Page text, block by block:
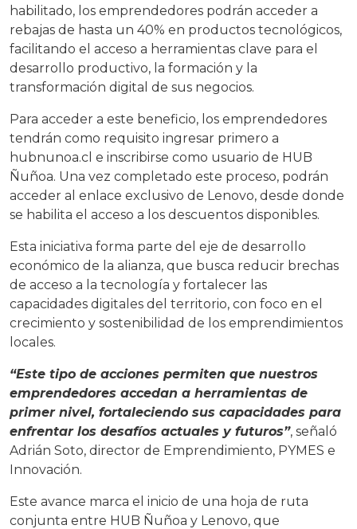
habilitado, los emprendedores podrán acceder a
rebajas de hasta un 40% en productos tecnológicos,
facilitando el acceso a herramientas clave para el
desarrollo productivo, la formación y la
transformación digital de sus negocios.
Para acceder a este beneficio, los emprendedores
tendrán como requisito ingresar primero a
hubnunoa.cl e inscribirse como usuario de HUB
Ñuñoa. Una vez completado este proceso, podrán
acceder al enlace exclusivo de Lenovo, desde donde
se habilita el acceso a los descuentos disponibles.
Esta iniciativa forma parte del eje de desarrollo
económico de la alianza, que busca reducir brechas
de acceso a la tecnología y fortalecer las
capacidades digitales del territorio, con foco en el
crecimiento y sostenibilidad de los emprendimientos
locales.
“Este tipo de acciones permiten que nuestros
emprendedores accedan a herramientas de
primer nivel, fortaleciendo sus capacidades para
enfrentar los desafíos actuales y futuros”, señaló
Adrián Soto, director de Emprendimiento, PYMES e
Innovación.
Este avance marca el inicio de una hoja de ruta
conjunta entre HUB Ñuñoa y Lenovo, que